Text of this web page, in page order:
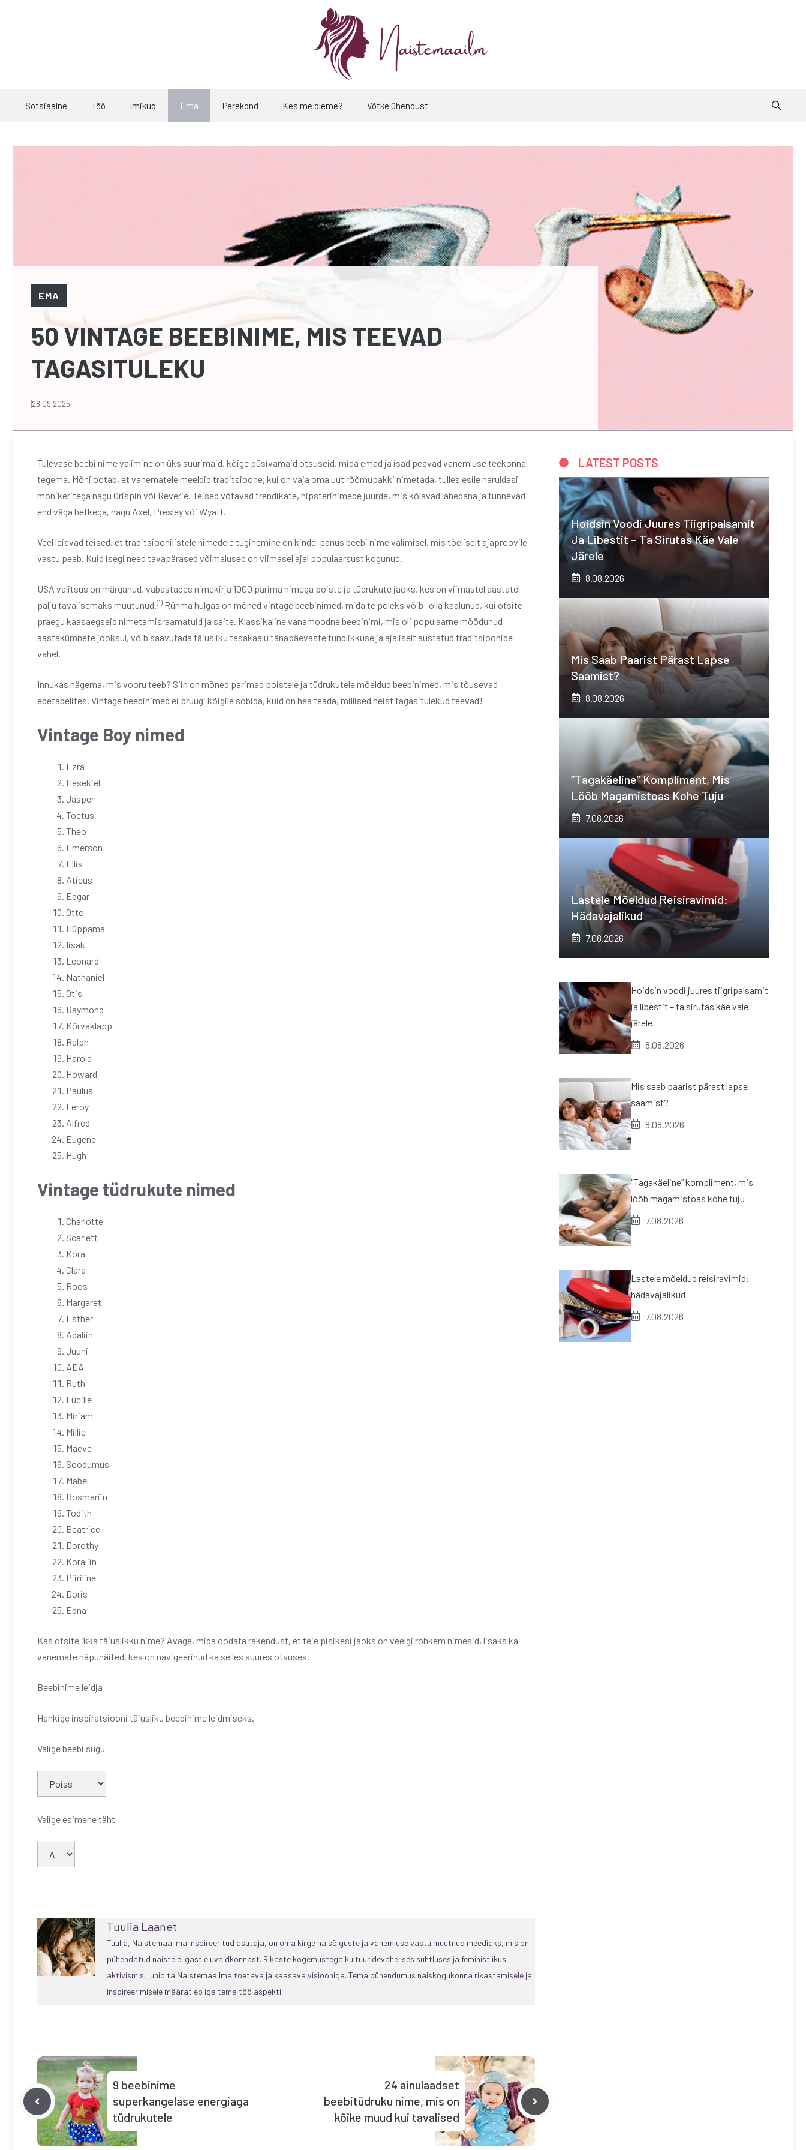
Sotsiaalne Töö Imikud Ema Perekond Kes me oleme? Võtke ühendust
EMA
50 VINTAGE BEEBINIME, MIS TEEVAD
TAGASITULEKU
28.09.2025
Tulevase beebi nime valimine on üks suurimaid, kõige püsivamaid otsuseid, mida emad ja isad peavad vanemluse teekonnal
tegema. Mõni ootab, et vanematele meeldib traditsioone, kui on vaja oma uut rõõmupakki nimetada, tulles esile haruldasi
monikeritega nagu Crispin või Reverie. Teised võtavad trendikate, hipsterinimede juurde, mis kõlavad lahedana ja tunnevad
end väga hetkega, nagu Axel, Presley või Wyatt.
Veel leiavad teised, et traditsioonilistele nimedele tuginemine on kindel panus beebi nime valimisel, mis tõeliselt ajaproovile
vastu peab. Kuid isegi need tavapärased võimalused on viimasel ajal populaarsust kogunud.
USA valitsus on märganud, vabastades nimekirja 1000 parima nimega poiste ja tüdrukute jaoks, kes on viimastel aastatel
palju tavalisemaks muutunud. (1) Rühma hulgas on mõned vintage beebinimed, mida te poleks võib -olla kaalunud, kui otsite
praegu kaasaegseid nimetamisraamatuid ja saite. Klassikaline vanamoodne beebinimi, mis oli populaarne möödunud
aastakümnete jooksul, võib saavutada täiusliku tasakaalu tänapäevaste tundlikkuse ja ajaliselt austatud traditsioonide
vahel.
Innukas nägema, mis vooru teeb? Siin on mõned parimad poistele ja tüdrukutele mõeldud beebinimed, mis tõusevad
edetabelites. Vintage beebinimed ei pruugi kõigile sobida, kuid on hea teada, millised neist tagasitulekud teevad!
Vintage Boy nimed
Ezra
Hesekiel
Jasper
Toetus
Theo
Emerson
Ellis
Aticus
Edgar
Otto
Hüppama
Iisak
Leonard
Nathaniel
Otis
Raymond
Kõrvaklapp
Ralph
Harold
Howard
Paulus
Leroy
Alfred
Eugene
Hugh
Vintage tüdrukute nimed
Charlotte
Scarlett
Kora
Clara
Roos
Margaret
Esther
Adaliin
Juuni
ADA
Ruth
Lucille
Miriam
Millie
Maeve
Soodumus
Mabel
Rosmariin
Todith
Beatrice
Dorothy
Koraliin
Piiriline
Doris
Edna
Kas otsite ikka täiuslikku nime? Avage, mida oodata rakendust, et teie pisikesi jaoks on veelgi rohkem nimesid, lisaks ka
vanemate näpunäited, kes on navigeerinud ka selles suures otsuses.
Beebinime leidja
Hankige inspiratsiooni täiusliku beebinime leidmiseks.
Valige beebi sugu
Valige esimene täht
Tuulia Laanet
Tuulia, Naistemaailma inspireeritud asutaja, on oma kirge naisõiguste ja vanemluse vastu muutnud meediaks, mis on
pühendatud naistele igast eluvaldkonnast. Rikaste kogemustega kultuuridevahelises suhtluses ja feministlikus
aktivismis, juhib ta Naistemaailma toetava ja kaasava visiooniga. Tema pühendumus naiskogukonna rikastamisele ja
inspireerimisele määratleb iga tema töö aspekti.
9 beebinime
superkangelase energiaga
tüdrukutele
24 ainulaadset
beebitüdruku nime, mis on
kõike muud kui tavalised
LATEST POSTS
Hoidsin Voodi Juures Tiigripalsamit
Ja Libestit – Ta Sirutas Käe Vale
Järele
8.08.2026
Mis Saab Paarist Pärast Lapse
Saamist?
8.08.2026
“Tagakäeline” Kompliment, Mis
Lööb Magamistoas Kohe Tuju
7.08.2026
Lastele Mõeldud Reisiravimid:
Hädavajalikud
7.08.2026
Hoidsin voodi juures tiigripalsamit
ja libestit – ta sirutas käe vale
järele
8.08.2026
Mis saab paarist pärast lapse
saamist?
8.08.2026
“Tagakäeline” kompliment, mis
lööb magamistoas kohe tuju
7.08.2026
Lastele mõeldud reisiravimid:
hädavajalikud
7.08.2026